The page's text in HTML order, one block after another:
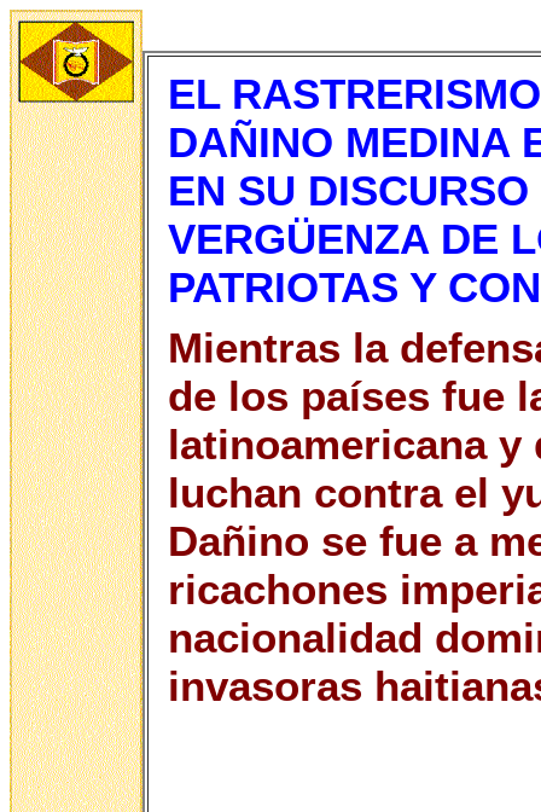
EL
DAÑINO MEDINA
EN SU
VERGÜENZA DE
PATRIOTAS Y
Mientras la
de los países fue
latinoamericana y
luchan contra el
Dañino se fue a
ricachones
nacionalidad
invasoras